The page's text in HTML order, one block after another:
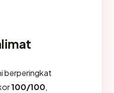
berperingkat
100/100,